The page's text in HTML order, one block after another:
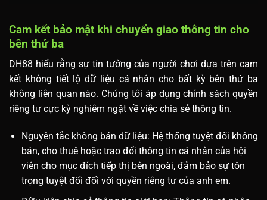
Cam kết bảo mật khi chuyển giao thông tin cho
bên thứ ba
DH88 hiểu rằng sự tin tưởng của người chơi dựa trên cam
kết không tiết lộ dữ liệu cá nhân cho bất kỳ bên thứ ba
không liên quan nào. Chúng tôi áp dụng chính sách quyền
riêng tư cực kỳ nghiêm ngặt về việc chia sẻ thông tin.
Nguyên tắc không bán dữ liệu: Hệ thống tuyệt đối không
bán, cho thuê hoặc trao đổi thông tin cá nhân của hội
viên cho mục đích tiếp thị bên ngoài, đảm bảo sự tôn
trọng tuyệt đối đối với quyền riêng tư của anh em.